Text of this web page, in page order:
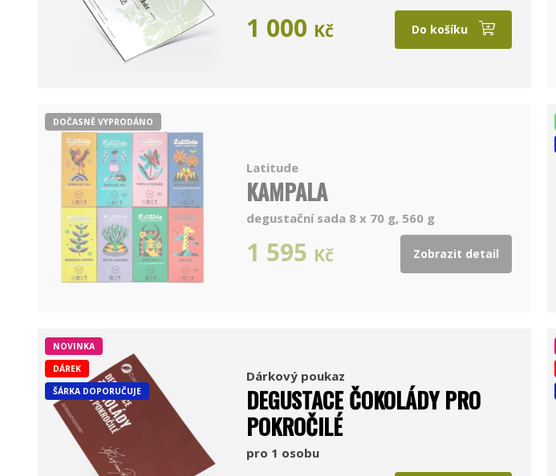
1 000 Kč Do košíku
DOČASNĚ VYPRODÁNO
Latitude
KAMPALA
degustační sada 8 x 70 g, 560 g
1 595 Kč Zobrazit detail
NOVINKA
DÁREK
ŠÁRKA DOPORUČUJE
Dárkový poukaz
DEGUSTACE ČOKOLÁDY PRO
POKROČILÉ
pro 1 osobu